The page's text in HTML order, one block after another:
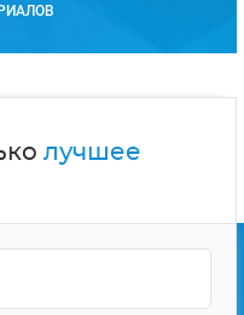
лучшее